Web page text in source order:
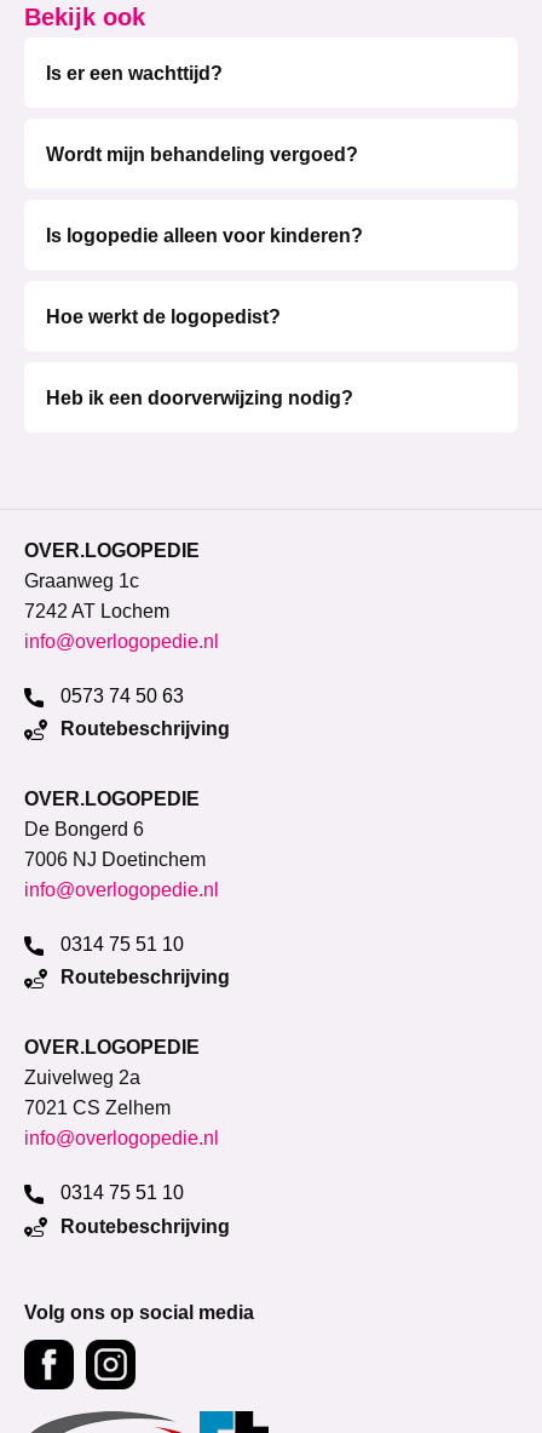
Bekijk ook
Is er een wachttijd?
Wordt mijn behandeling vergoed?
Is logopedie alleen voor kinderen?
Hoe werkt de logopedist?
Heb ik een doorverwijzing nodig?
OVER.LOGOPEDIE
Graanweg 1c
7242 AT Lochem
info@overlogopedie.nl
0573 74 50 63
Routebeschrijving
OVER.LOGOPEDIE
De Bongerd 6
7006 NJ Doetinchem
info@overlogopedie.nl
0314 75 51 10
Routebeschrijving
OVER.LOGOPEDIE
Zuivelweg 2a
7021 CS Zelhem
info@overlogopedie.nl
0314 75 51 10
Routebeschrijving
Volg ons op social media